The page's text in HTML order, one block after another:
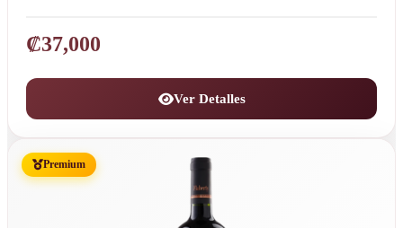
₡37,000
Ver Detalles
Premium